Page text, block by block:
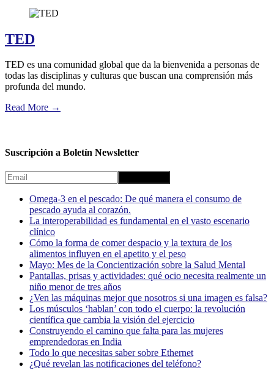
TED
TED es una comunidad global que da la bienvenida a personas de
todas las disciplinas y culturas que buscan una comprensión más
profunda del mundo.
Read More →
Suscripción a Boletín Newsletter
Omega-3 en el pescado: De qué manera el consumo de
pescado ayuda al corazón.
La interoperabilidad es fundamental en el vasto escenario
clínico
Cómo la forma de comer despacio y la textura de los
alimentos influyen en el apetito y el peso
Mayo: Mes de la Concientización sobre la Salud Mental
Pantallas, prisas y actividades: qué ocio necesita realmente un
niño menor de tres años
¿Ven las máquinas mejor que nosotros si una imagen es falsa?
Los músculos ‘hablan’ con todo el cuerpo: la revolución
científica que cambia la visión del ejercicio
Construyendo el camino que falta para las mujeres
emprendedoras en India
Todo lo que necesitas saber sobre Ethernet
¿Qué revelan las notificaciones del teléfono?